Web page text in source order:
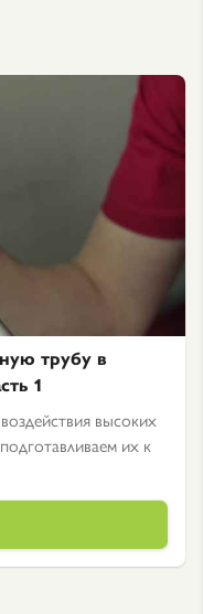
трубу в
1
высоких
их к